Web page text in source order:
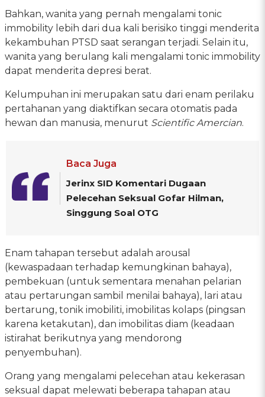
Bahkan, wanita yang pernah mengalami tonic
immobility lebih dari dua kali berisiko tinggi menderita
kekambuhan PTSD saat serangan terjadi. Selain itu,
wanita yang berulang kali mengalami tonic immobility
dapat menderita depresi berat.
Kelumpuhan ini merupakan satu dari enam perilaku
pertahanan yang diaktifkan secara otomatis pada
hewan dan manusia, menurut Scientific Amercian.
Baca Juga
Jerinx SID Komentari Dugaan
Pelecehan Seksual Gofar Hilman,
Singgung Soal OTG
Enam tahapan tersebut adalah arousal
(kewaspadaan terhadap kemungkinan bahaya),
pembekuan (untuk sementara menahan pelarian
atau pertarungan sambil menilai bahaya), lari atau
bertarung, tonik imobiliti, imobilitas kolaps (pingsan
karena ketakutan), dan imobilitas diam (keadaan
istirahat berikutnya yang mendorong
penyembuhan).
Orang yang mengalami pelecehan atau kekerasan
seksual dapat melewati beberapa tahapan atau